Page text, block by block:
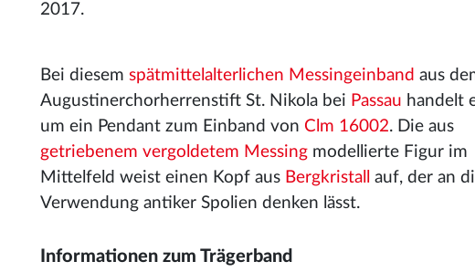
2017.
Bei diesem spätmittelalterlichen Messingeinband aus
Augustinerchorherrenstift St. Nikola bei Passau handelt
um ein Pendant zum Einband von Clm 16002. Die aus
getriebenem vergoldetem Messing modellierte Figur im
Mittelfeld weist einen Kopf aus Bergkristall
auf, der an
Verwendung antiker Spolien denken lässt.
Informationen zum Trägerband